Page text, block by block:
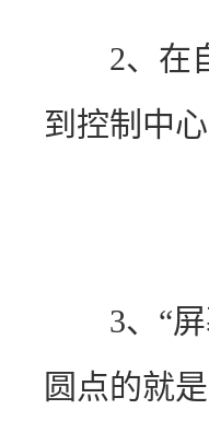
2、在自
到控制中心
3、“屏
圆点的就